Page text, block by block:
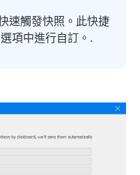
速觸發快照。此快捷
項中進行自訂。.